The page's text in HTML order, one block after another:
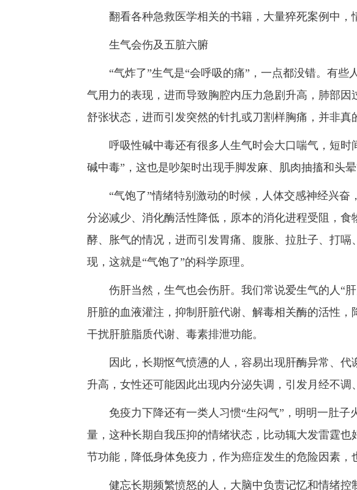
翻看各种急救医学相关的书籍，大量猝死案例中，
生气会伤及五脏六腑
“气炸了”生气是“会呼吸的痛”，一点都没错。有些
气用力的表现，进而导致胸腔内压力急剧升高，肺部
舒张状态，进而引发突然的针扎或刀割样胸痛，并非真
呼吸性碱中毒还有很多人生气时会大口喘气，短时
碱中毒”，这也是吵架时出现手脚发麻、肌肉抽搐和头晕
“气饱了”情绪特别激动的时候，人体交感神经兴奋
分泌减少、消化酶活性降低，原本的消化进程受阻，
酵、胀气的情况，进而引发胃痛、腹胀、拉肚子、打
现，这就是“气饱了”的科学原理。
伤肝当然，生气也会伤肝。我们常说爱生气的人“肝
肝脏的血液灌注，抑制肝脏代谢、解毒相关酶的活性
干扰肝脏脂质代谢、毒素排泄功能。
因此，长期怄气愤懑的人，容易出现肝酶异常、代
升高，女性还可能因此出现内分泌失调，引发月经不调
免疫力下降还有一类人习惯“生闷气”，明明一肚子
量，这种长期自我压抑的情绪状态，比动辄大发雷霆也
节功能，降低身体免疫力，作为癌症发生的危险因素，
健忘长期频繁愤怒的人，大脑中负责记忆和情绪控